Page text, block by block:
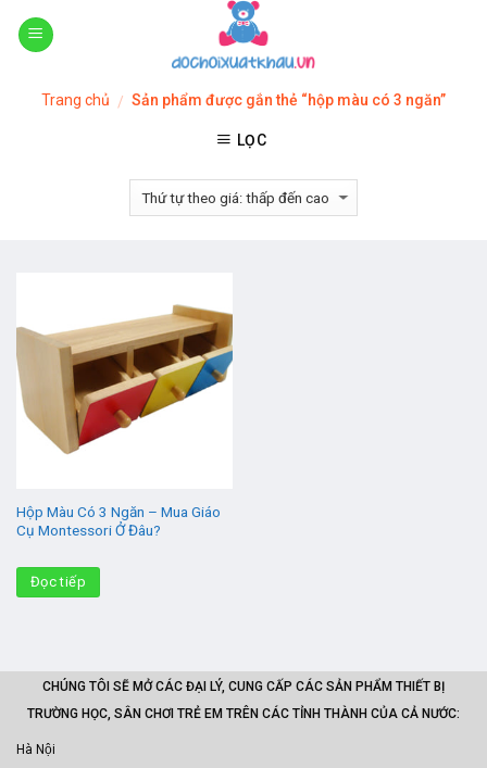
Skip
Trang chủ / Sản phẩm được gắn thẻ “hộp màu có 3 ngăn”
LỌC
Hộp Màu Có 3 Ngăn – Mua Giáo
Cụ Montessori Ở Đâu?
Đọc tiếp
CHÚNG TÔI SẼ MỞ CÁC ĐẠI LÝ, CUNG CẤP CÁC SẢN PHẨM THIẾT BỊ
TRƯỜNG HỌC, SÂN CHƠI TRẺ EM TRÊN CÁC TỈNH THÀNH CỦA CẢ NƯỚC:
Hà Nội